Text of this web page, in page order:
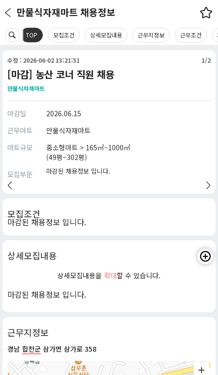
만물식자재마트 채용정보
TOP 모집조건 상세모집내용 근무지정보 근무조건
수정 : 2026-06-02 13:21:51 1/2
[마감] 농산 코너 직원 채용
만물식자재마트
마감일
2026.06.15
근무마트
만물식자재마트
마트규모
중소형마트 > 165㎡~1000㎡
(49평~302평)
모집부문
마감된 채용정보 입니다.
모집조건
마감된 채용정보 입니다.
상세모집내용
상세모집내용을 확대할 수 있습니다.
마감된 채용정보 입니다.
근무지정보
경남 합천군 삼가면 삼가로 358